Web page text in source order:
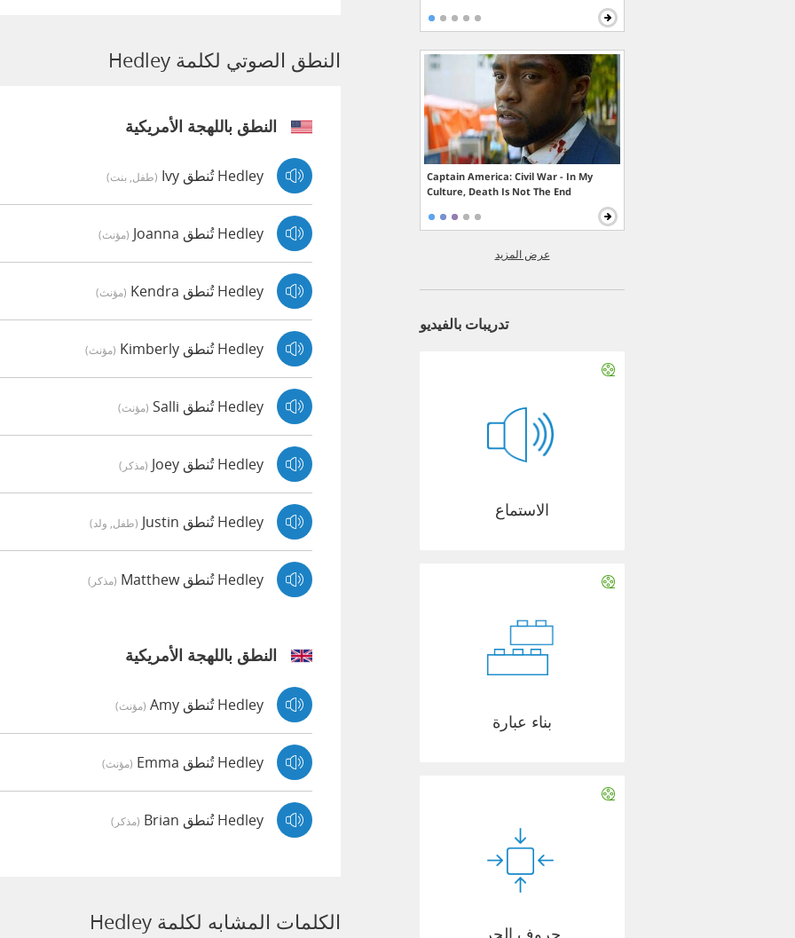
النطق الصوتي لكلمة Hedley
النطق باللهجة الأمريكية
Hedley تُنطق Ivy (طفل, بنت)
Hedley تُنطق Joanna (مؤنث)
Hedley تُنطق Kendra (مؤنث)
Hedley تُنطق Kimberly (مؤنث)
Hedley تُنطق Salli (مؤنث)
Hedley تُنطق Joey (مذكر)
Hedley تُنطق Justin (طفل, ولد)
Hedley تُنطق Matthew (مذكر)
النطق باللهجة الأمريكية
Hedley تُنطق Amy (مؤنث)
Hedley تُنطق Emma (مؤنث)
Hedley تُنطق Brian (مذكر)
الكلمات المشابه لكلمة Hedley
Captain America: Civil War - In My
Culture, Death Is Not The End
عرض المزيد
تدريبات بالفيديو
الاستماع
بناء عبارة
حروف الجر